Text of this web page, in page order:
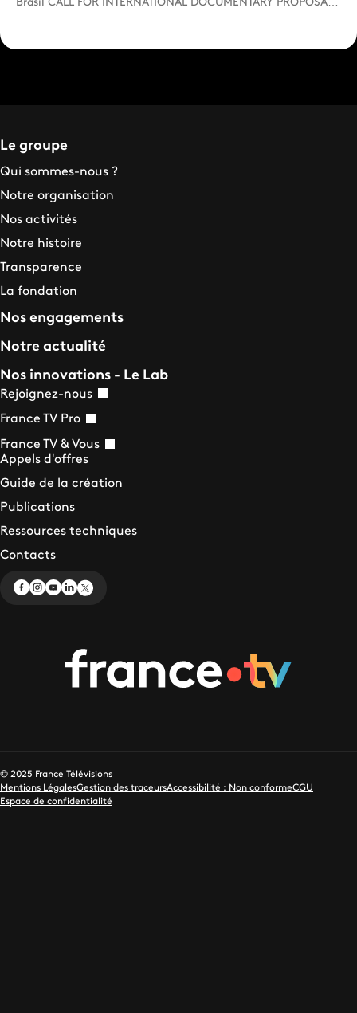
Le groupe
Qui sommes-nous ?
Notre organisation
Nos activités
Notre histoire
Transparence
La fondation
Nos engagements
Notre actualité
Nos innovations - Le Lab
Rejoignez-nous
France TV Pro
France TV & Vous
Appels d'offres
Guide de la création
Publications
Ressources techniques
Contacts
© 2025 France Télévisions
Mentions LégalesGestion des traceursAccessibilité : Non conformeCGU
Espace de confidentialité